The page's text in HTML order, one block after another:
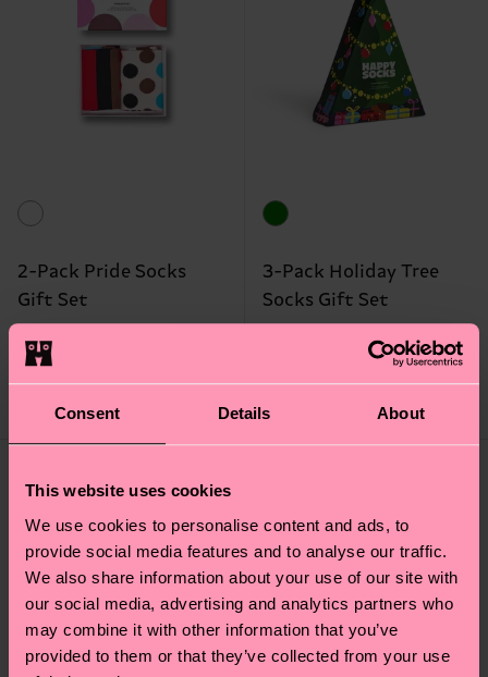
Consent Details About
This website uses cookies
We use cookies to personalise content and ads, to
provide social media features and to analyse our traffic.
We also share information about your use of our site with
our social media, advertising and analytics partners who
may combine it with other information that you’ve
provided to them or that they’ve collected from your use
2-Pack Pride Socks
Gift Set
CHF 25
AUF LAGER
GESCHENKSETS
3-Pack Holiday Tree
Socks Gift Set
GESCHENKSETS